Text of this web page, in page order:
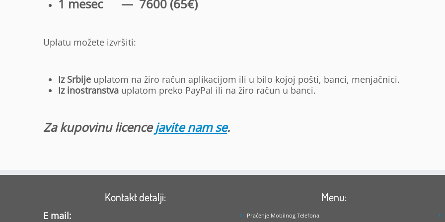
1 mesec — 7600 (65€)
Uplatu možete izvršiti:
Iz Srbije uplatom na žiro račun aplikacijom ili u bilo kojoj pošti, banci, menjačnici.
Iz inostranstva uplatom preko PayPal ili na žiro račun u banci.
Za kupovinu licencejavite nam se.
Kontakt detalji:
E mail:
Menu:
Praćenje Mobilnog Telefona